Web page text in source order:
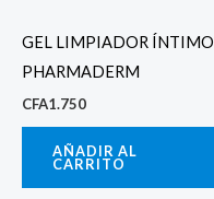
GEL LIMPIADOR ÍNTIMO
PHARMADERM
CFA1.750
AÑADIR AL
CARRITO